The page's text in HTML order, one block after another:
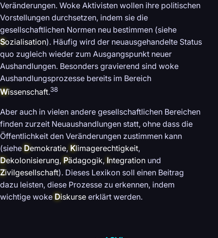
Veränderungen. Woke Aktivisten wollen ihre politischen
Vorstellungen durchsetzen, indem sie die
gesellschaftlichen Normen neu bestimmen (siehe
Sozialisation). Häufig wird der neuausgehandelte Status
quo zugleich wieder zum Ausgangspunkt neuer
Aushandlungen. Besonders gravierend sind woke
Aushandlungsprozesse bereits im Bereich
Wissenschaft.38
Aber auch in vielen andere gesellschaftlichen Bereichen
finden zurzeit Neuaushandlungen statt, ohne dass die
Öffentlichkeit den Veränderungen zustimmen kann
(siehe Demokratie, Klimagerechtigkeit,
Dekolonisierung, Pädagogik, Integration und
Zivilgesellschaft). Dieses Lexikon soll einen Beitrag
dazu leisten, diese Prozesse zu erkennen, indem
wichtige woke Diskurse erklärt werden.